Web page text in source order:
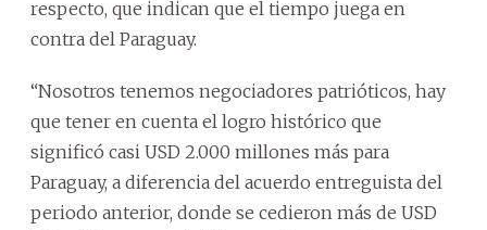
respecto, que indican que el tiempo juega en
contra del Paraguay.
“Nosotros tenemos negociadores patrióticos, hay
que tener en cuenta el logro histórico que
significó casi USD 2.000 millones más para
Paraguay, a diferencia del acuerdo entreguista del
periodo anterior, donde se cedieron más de USD